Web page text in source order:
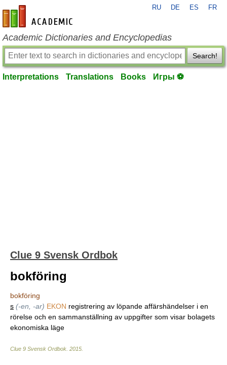
en-academic.com
RU DE ES FR
Academic Dictionaries and Encyclopedias
Search!
Interpretations Translations Books Игры ⚽
Clue 9 Svensk Ordbok
bokföring
bokföring
s (-en, -ar) EKON registrering av löpande affärshändelser i en
rörelse och en sammanställning av uppgifter som visar bolagets
ekonomiska läge
Clue 9 Svensk Ordbok 2015